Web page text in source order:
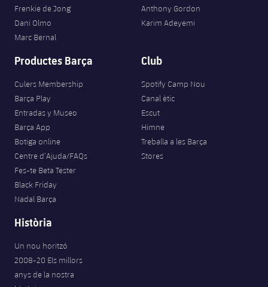
Frenkie de Jong
Dani Olmo
Marc Bernal
Anthony Gordon
Karim Adeyemi
Productes Barça
Culers Membership
Barça Play
Entradas y Museo
Barça App
Botiga online
Centre d’Ajuda/FAQs
Fes-te Beta Tester
Black Friday
Nadal Barça
Club
Spotify Camp Nou
Canal ètic
Escut
Himne
Treballa a les Barça
Stores
Història
Un nou horitzó
2008-20 Els millors
anys de la nostra